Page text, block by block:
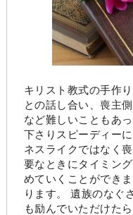
キリスト教式の手作
との話し合い、喪主
など難しいこともあ
下さりスピーディー
ネスライクではなく
要なときにタイミン
めていくことができ
ります。 遺族のなぐ
も励んでいただけた